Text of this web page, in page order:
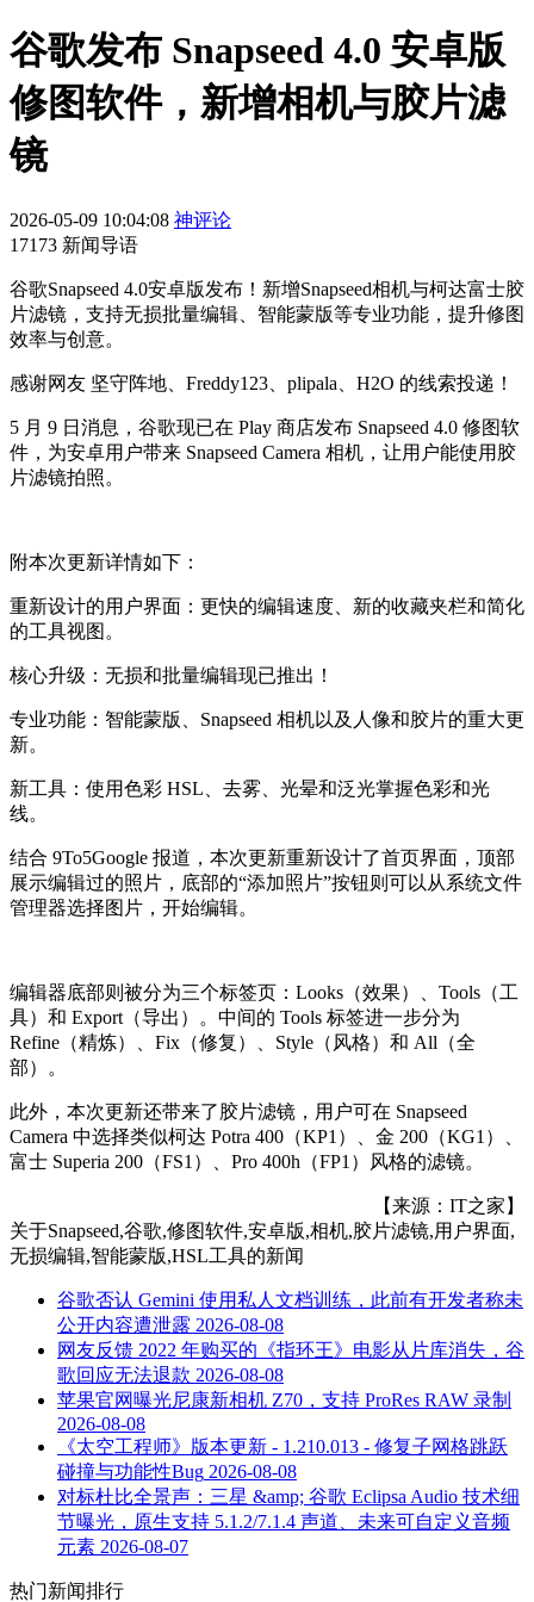
谷歌发布 Snapseed 4.0 安卓版
修图软件，新增相机与胶片滤
镜
2026-05-09 10:04:08 神评论
17173 新闻导语
谷歌Snapseed 4.0安卓版发布！新增Snapseed相机与柯达富士胶
片滤镜，支持无损批量编辑、智能蒙版等专业功能，提升修图
效率与创意。
感谢网友 坚守阵地、Freddy123、plipala、H2O 的线索投递！
5 月 9 日消息，谷歌现已在 Play 商店发布 Snapseed 4.0 修图软
件，为安卓用户带来 Snapseed Camera 相机，让用户能使用胶
片滤镜拍照。
附本次更新详情如下：
重新设计的用户界面：更快的编辑速度、新的收藏夹栏和简化
的工具视图。
核心升级：无损和批量编辑现已推出！
专业功能：智能蒙版、Snapseed 相机以及人像和胶片的重大更
新。
新工具：使用色彩 HSL、去雾、光晕和泛光掌握色彩和光
线。
结合 9To5Google 报道，本次更新重新设计了首页界面，顶部
展示编辑过的照片，底部的“添加照片”按钮则可以从系统文件
管理器选择图片，开始编辑。
编辑器底部则被分为三个标签页：Looks（效果）、Tools（工
具）和 Export（导出）。中间的 Tools 标签进一步分为
Refine（精炼）、Fix（修复）、Style（风格）和 All（全
部）。
此外，本次更新还带来了胶片滤镜，用户可在 Snapseed
Camera 中选择类似柯达 Potra 400（KP1）、金 200（KG1）、
富士 Superia 200（FS1）、Pro 400h（FP1）风格的滤镜。
【来源：IT之家】
关于Snapseed,谷歌,修图软件,安卓版,相机,胶片滤镜,用户界面,
无损编辑,智能蒙版,HSL工具的新闻
谷歌否认 Gemini 使用私人文档训练，此前有开发者称未
公开内容遭泄露 2026-08-08
网友反馈 2022 年购买的《指环王》电影从片库消失，谷
歌回应无法退款 2026-08-08
苹果官网曝光尼康新相机 Z70，支持 ProRes RAW 录制
2026-08-08
《太空工程师》版本更新 - 1.210.013 - 修复子网格跳跃
碰撞与功能性Bug 2026-08-08
对标杜比全景声：三星 &amp; 谷歌 Eclipsa Audio 技术细
节曝光，原生支持 5.1.2/7.1.4 声道、未来可自定义音频
元素 2026-08-07
热门新闻排行